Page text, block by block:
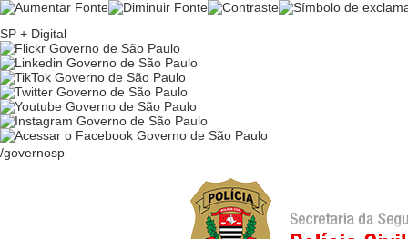
Ir
conteúdo
Ir
para
menu
Ir
para
busca
SP + Digital
/governosp